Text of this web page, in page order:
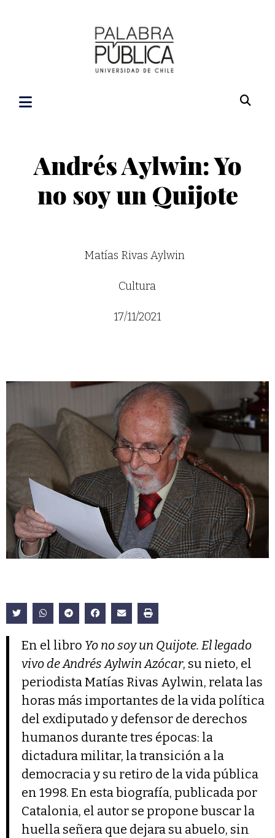
Andrés Aylwin: Yo
no soy un Quijote
Matías Rivas Aylwin
Cultura
17/11/2021
En el libro Yo no soy un Quijote. El legado
vivo de Andrés Aylwin Azócar, su nieto, el
periodista Matías Rivas Aylwin, relata las
horas más importantes de la vida política
del exdiputado y defensor de derechos
humanos durante tres épocas: la
dictadura militar, la transición a la
democracia y su retiro de la vida pública
en 1998. En esta biografía, publicada por
Catalonia, el autor se propone buscar la
huella señera que dejara su abuelo, sin